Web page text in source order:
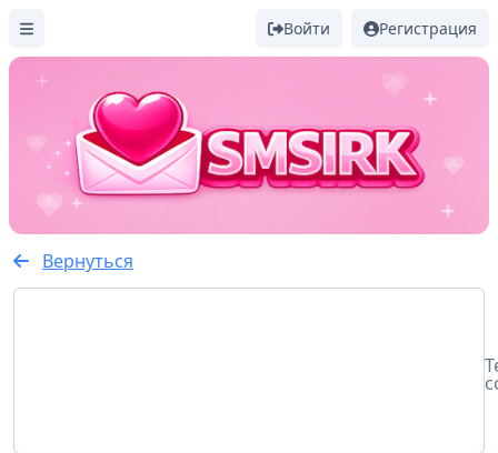
Войти Регистрация
Вернуться